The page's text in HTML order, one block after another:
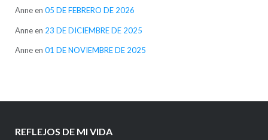
Anneen 05 DE FEBRERO DE 2026
Anneen 23 DE DICIEMBRE DE 2025
Anneen 01 DE NOVIEMBRE DE 2025
REFLEJOS DE MI VIDA